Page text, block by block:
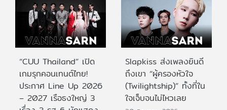
“CUU Thailand” เปิด
เกมรุกคอนเทนต์ไทย!
ประกาศ Line Up 2026
– 2027 เรือธงใหญ่ 3
Slapkiss ส่งเพลงยินดี
ถึงเขา “ผู้ครองหัวใจ
(Twilightship)” ทั้งที่ใน
ใจเจ็บจนไม่ไหวเลย